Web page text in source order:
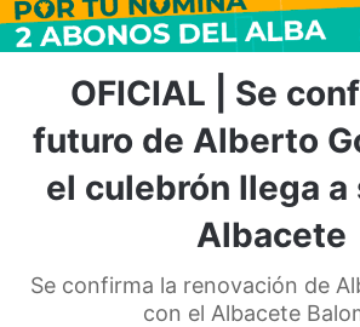
OFICIAL | Se
futuro de Alberto
el culebrón llega a
Albacete
Se confirma la renovación de
con el Albacete